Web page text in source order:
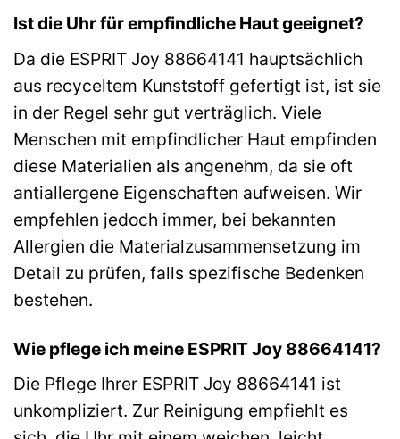
Ist die Uhr für empfindliche Haut geeignet?
Da die ESPRIT Joy 88664141 hauptsächlich
aus recyceltem Kunststoff gefertigt ist, ist sie
in der Regel sehr gut verträglich. Viele
Menschen mit empfindlicher Haut empfinden
diese Materialien als angenehm, da sie oft
antiallergene Eigenschaften aufweisen. Wir
empfehlen jedoch immer, bei bekannten
Allergien die Materialzusammensetzung im
Detail zu prüfen, falls spezifische Bedenken
bestehen.
Wie pflege ich meine ESPRIT Joy 88664141?
Die Pflege Ihrer ESPRIT Joy 88664141 ist
unkompliziert. Zur Reinigung empfiehlt es